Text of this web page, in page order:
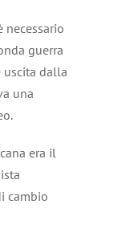
necessario
guerra
uscita dalla
una
era il
cambio